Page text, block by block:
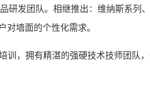
研发团队。相继推出：维纳斯系列
墙面的个性化需求。
，拥有精湛的强硬技术技师团队